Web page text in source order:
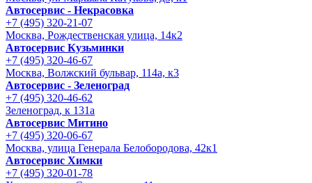
Автосервис - Некрасовка
+7 (495) 320-21-07
Москва, Рождественская улица, 14к2
Автосервис Кузьминки
+7 (495) 320-46-67
Москва, Волжский бульвар, 114а, к3
Автосервис - Зеленоград
+7 (495) 320-46-62
Зеленоград, к 131а
Автосервис Митино
+7 (495) 320-06-67
Москва, улица Генерала Белобородова, 42к1
Автосервис Химки
+7 (495) 320-01-78